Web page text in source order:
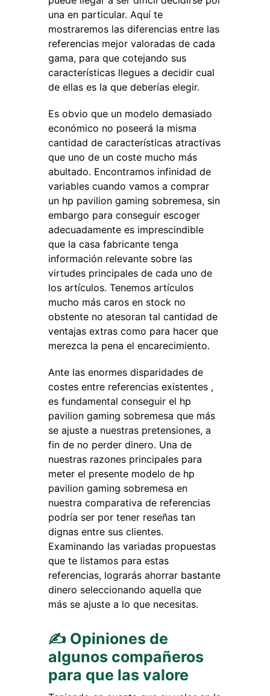
una en particular. Aquí te
mostraremos las diferencias entre las
referencias mejor valoradas de cada
gama, para que cotejando sus
características llegues a decidir cual
de ellas es la que deberías elegir.
Es obvio que un modelo demasiado
económico no poseerá la misma
cantidad de características atractivas
que uno de un coste mucho más
abultado. Encontramos infinidad de
variables cuando vamos a comprar
un hp pavilion gaming sobremesa, sin
embargo para conseguir escoger
adecuadamente es imprescindible
que la casa fabricante tenga
información relevante sobre las
virtudes principales de cada uno de
los artículos. Tenemos artículos
mucho más caros en stock no
obstente no atesoran tal cantidad de
ventajas extras como para hacer que
merezca la pena el encarecimiento.
Ante las enormes disparidades de
costes entre referencias existentes ,
es fundamental conseguir el hp
pavilion gaming sobremesa que más
se ajuste a nuestras pretensiones, a
fin de no perder dinero. Una de
nuestras razones principales para
meter el presente modelo de hp
pavilion gaming sobremesa en
nuestra comparativa de referencias
podría ser por tener reseñas tan
dignas entre sus clientes.
Examinando las variadas propuestas
que te listamos para estas
referencias, lograrás ahorrar bastante
dinero seleccionando aquella que
más se ajuste a lo que necesitas.
✍ Opiniones de
algunos compañeros
para que las valore